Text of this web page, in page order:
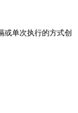
或单次执行的方式创